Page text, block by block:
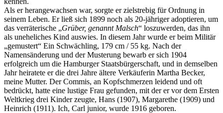
Als er herangewachsen war, sorgte er zielstrebig für Ordnung in
seinem Leben. Er ließ sich 1899 noch als 20-jähriger adoptieren, um
das verräterische
Grüber, genannt Malsch
loszuwerden, das ihn
als uneheliches Kind auswies. In diesem Jahr wurde er beim Militär
gemustert
Ein Schwächling, 179 cm / 55 kg. Nach der
Namensänderung und der Musterung bewarb er sich 1904
erfolgreich um die Hamburger Staatsbürgerschaft, und in demselben
Jahr heiratete er die drei Jahre ältere Verkäuferin Martha Becker,
meine Mutter. Der Commis, an Kopfschmerzen leidend und oft
bedrückt, hatte eine lustige Frau gefunden, mit der er vor dem Ersten
Weltkrieg drei Kinder zeugte, Hans (1907), Margarethe (1909) und
Heinrich (1911). Ich, Carl junior, wurde 1916 geboren.